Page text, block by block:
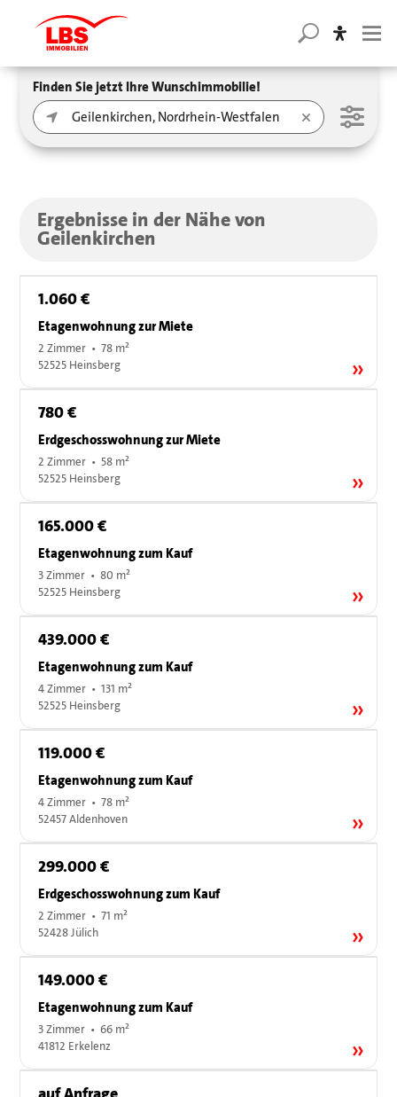
Finden Sie jetzt Ihre Wunschimmobilie!
Ergebnisse in der Nähe von
Geilenkirchen
1.060 €
Etagenwohnung zur Miete
2 Zimmer • 78 m²
52525 Heinsberg
780 €
Erdgeschosswohnung zur Miete
2 Zimmer • 58 m²
52525 Heinsberg
165.000 €
Etagenwohnung zum Kauf
3 Zimmer • 80 m²
52525 Heinsberg
439.000 €
Etagenwohnung zum Kauf
4 Zimmer • 131 m²
52525 Heinsberg
119.000 €
Etagenwohnung zum Kauf
4 Zimmer • 78 m²
52457 Aldenhoven
299.000 €
Erdgeschosswohnung zum Kauf
2 Zimmer • 71 m²
52428 Jülich
149.000 €
Etagenwohnung zum Kauf
3 Zimmer • 66 m²
41812 Erkelenz